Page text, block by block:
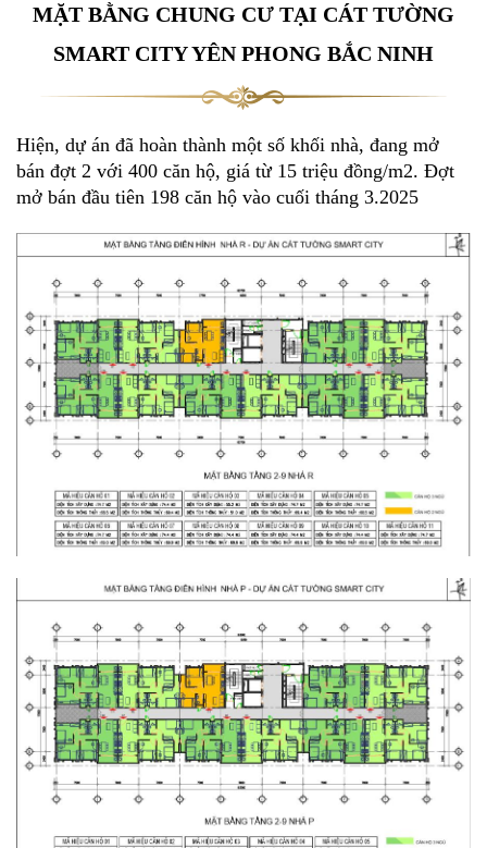
MẶT BẰNG CHUNG CƯ TẠI CÁT TƯỜNG
SMART CITY YÊN PHONG BẮC NINH
Hiện, dự án đã hoàn thành một số khối nhà, đang mở
bán đợt 2 với 400 căn hộ, giá từ 15 triệu đồng/m2. Đợt
mở bán đầu tiên 198 căn hộ vào cuối tháng 3.2025